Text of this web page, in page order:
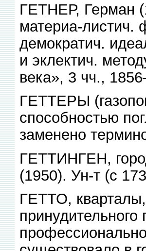
ГЕТНЕР, Герман
материа-
демократич.
и эклектич.
века», 3 чч.,
ГЕТТЕРЫ
способностью
заменено
ГЕТТИНГЕН,
(1950). Ун-т (с
ГЕТТО,